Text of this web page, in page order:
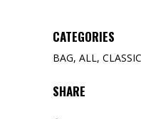
CATEGORIES
BAG, ALL, CLASSIC
SHARE